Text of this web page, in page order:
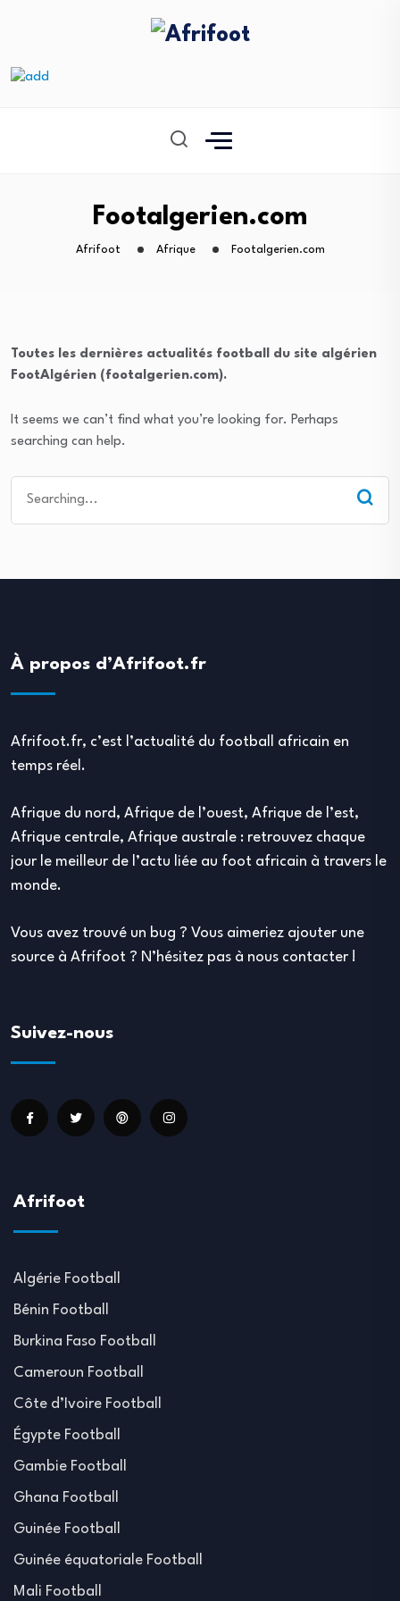
Footalgerien.com
Afrifoot Afrique Footalgerien.com
Toutes les dernières actualités football du site algérien
FootAlgérien (footalgerien.com).
It seems we can’t find what you’re looking for. Perhaps
searching can help.
for:
À propos d’Afrifoot.fr
Afrifoot.fr, c’est l’actualité du football africain en
temps réel.
Afrique du nord, Afrique de l’ouest, Afrique de l’est,
Afrique centrale, Afrique australe : retrouvez chaque
jour le meilleur de l’actu liée au foot africain à travers le
monde.
Vous avez trouvé un bug ? Vous aimeriez ajouter une
source à Afrifoot ? N’hésitez pas à nous contacter !
Suivez-nous
Afrifoot
Algérie Football
Bénin Football
Burkina Faso Football
Cameroun Football
Côte d’Ivoire Football
Égypte Football
Gambie Football
Ghana Football
Guinée Football
Guinée équatoriale Football
Mali Football